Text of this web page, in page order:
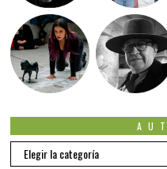
Autores